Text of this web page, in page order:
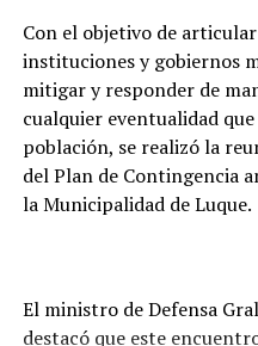
Por el lado de los fondos
energía son destinados al
Alimentación Escolar
las inversiones de los
municipales en esta
En tanto que los pagos
buscan mejorar la calidad
eléctrico en todo el
Con el objetivo de
instituciones y gobiernos
mitigar y responder de
cualquier eventualidad
población, se realizó la
del Plan de Contingencia
la Municipalidad de Luque.
El ministro de Defensa
destacó que este